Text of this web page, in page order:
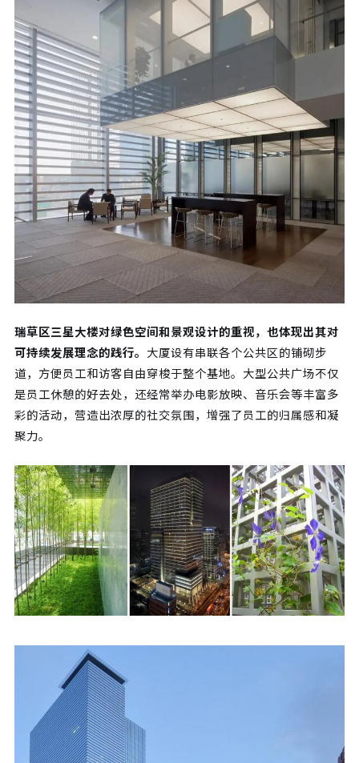
瑞草区三星大楼对绿色空间和景观设计的重视，也体现出其对
可持续发展理念的践行。 大厦设有串联各个公共区的铺砌步
道，方便员工和访客自由穿梭于整个基地。大型公共广场不仅
是员工休憩的好去处，还经常举办电影放映、音乐会等丰富多
彩的活动，营造出浓厚的社交氛围，增强了员工的归属感和凝
聚力。